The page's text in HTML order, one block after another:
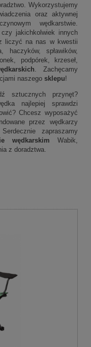
Wykorzystujemy
oraz aktywnej
wędkarstwie.
jakichkolwiek innych
liczyć na nas w kwestii
haczyków, spławików,
podpórek, krzeseł,
. Zachęcamy
naszego sklepu!
sztucznych przynęt?
najlepiej sprawdzi
Chcesz wyposażyć
przez wędkarzy
zapraszamy
wędkarskim Wabik,
z doradztwa.